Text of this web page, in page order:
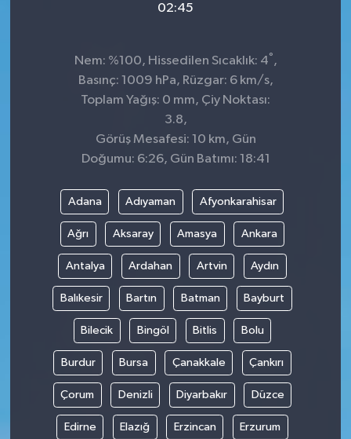
02:45
Nem: %100, Hissedilen Sıcaklık: 4° ,
Basınç: 1009 hPa, Rüzgar: 6 km/s,
Toplam Yağış: 0 mm, Çiy Noktası:
3.8,
Görüş Mesafesi: 10 km, Gün
Doğumu: 6:26, Gün Batımı: 18:41
Adana Adıyaman Afyonkarahisar
Ağrı Aksaray Amasya Ankara
Antalya Ardahan Artvin Aydın
Balıkesir Bartın Batman Bayburt
Bilecik Bingöl Bitlis Bolu
Burdur Bursa Çanakkale Çankırı
Çorum Denizli Diyarbakır Düzce
Edirne Elazığ Erzincan Erzurum